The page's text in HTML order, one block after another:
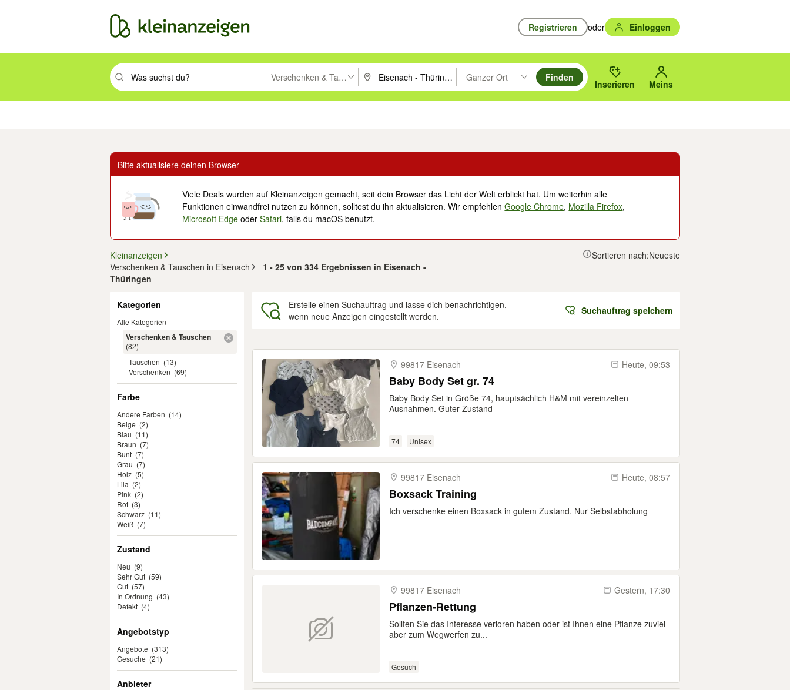
Registrieren oder Einloggen
Suchbegriff eingeben. Eingabetaste drücken um zu suchen, oder Vorschläge mit den Pfeiltasten nach oben/unten durchsuchen und mit Eingabetaste auswählen.
Verschenken & TauschenPLZ oder Ort eingeben. Eingabetaste drücken um zu suchen, oder Vorschläge mit den Pfeiltasten nach oben/
Ganzer Ort
Suche im Umkreis des gewählten Orts oder PLZ.
Finden
Inserieren Meins
Bitte aktualisiere deinen Browser
Viele Deals wurden auf Kleinanzeigen gemacht, seit dein Browser das Licht der Welt erblickt hat. Um weiterhin alle
Funktionen einwandfrei nutzen zu können, solltest du ihn aktualisieren. Wir empfehlenGoogle Chrome, Mozilla Firefox,
Microsoft Edge oderSafari, falls du macOS benutzt.
Kleinanzeigen
Verschenken & Tauschen in Eisenach
1 - 25 von 334 Ergebnissen in Eisenach -
Thüringen
Sortieren nach:Neueste
Kategorien
Alle Kategorien
Verschenken & Tauschen
(82)
Tauschen (13)
Verschenken (69)
Farbe
Andere Farben (14)
Beige (2)
Blau (11)
Braun (7)
Bunt (7)
Grau (7)
Holz (5)
Lila (2)
Pink (2)
Rot (3)
Schwarz (11)
Weiß (7)
Zustand
Neu (9)
Sehr Gut (59)
Gut (57)
In Ordnung (43)
Defekt (4)
Angebotstyp
Angebote (313)
Gesuche (21)
Anbieter
Erstelle einen Suchauftrag und lasse dich benachrichtigen,
wenn neue Anzeigen eingestellt werden.
Suchauftrag speichern
99817 Eisenach
Heute, 09:53
Baby Body Set gr. 74
Baby Body Set in Größe 74, hauptsächlich H&M mit vereinzelten
Ausnahmen. Guter Zustand
74 Unisex
99817 Eisenach Heute, 08:57
Boxsack Training
Ich verschenke einen Boxsack in gutem Zustand. Nur Selbstabholung
99817 Eisenach Gestern, 17:30
Pflanzen-Rettung
Sollten Sie das Interesse verloren haben oder ist Ihnen eine Pflanze zuviel
aber zum Wegwerfen zu...
Gesuch